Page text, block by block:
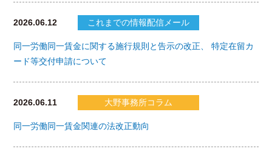
2026.06.12 これまでの情報配信メール
同一労働同一賃金に関する施行規則と告示の改正、 特定在留カ
ード等交付申請について
2026.06.11 大野事務所コラム
同一労働同一賃金関連の法改正動向